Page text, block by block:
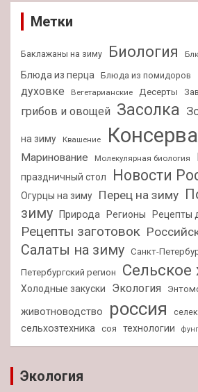
Метки
Баклажаны на зиму Биология
Блюда из перца Блюда из помидоров
духовке
Вегетарианские Десерты
грибов и овощей Засолка
на зиму Квашение
Маринование Молекулярная биология
праздничный стол
Новости
Огурцы на зиму Перец на зиму
зиму
Природа Регионы Рецепты
Рецепты заготовок
Салаты на зиму Санкт-
Петербургский регион
Сельское
Холодные закуски Экология
животноводство россия
сельхозтехника соя технологии
Экология